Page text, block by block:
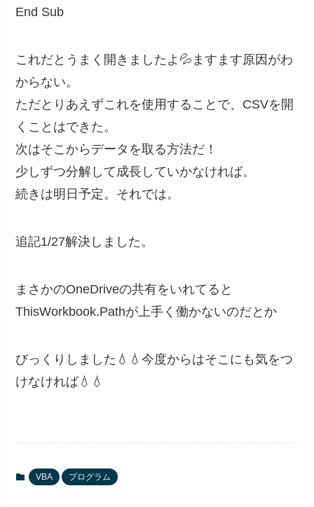
End Sub
これだとうまく開きましたよ💦ますます原因がわ
からない。
ただとりあえずこれを使用することで、CSVを開
くことはできた。
次はそこからデータを取る方法だ！
少しずつ分解して成長していかなければ。
続きは明日予定。それでは。
追記1/27解決しました。
まさかのOneDriveの共有をいれてると
ThisWorkbook.Pathが上手く働かないのだとか
びっくりしました💧💧今度からはそこにも気をつ
けなければ💧💧
VBA プログラム